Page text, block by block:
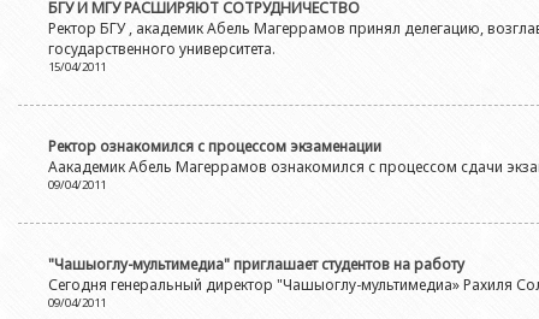
Выпускники БГУ
Почетные доктора
Перечень специальностей
Знаменательные даты в истории БГУ
Отдел протокола
Служба психологической помощи
Спортивно-оздоровительный
Университетская газета
Типография
Издательство
Филологический
Юридический
Факультет
Юридическое
Юридическое
и образования
БГУ И МГУ РАСШИРЯЮТ СОТРУДНИЧЕСТВО
Ректор БГУ , академик Абель Магеррамов принял делегацию,
государственного университета.
15/04/2011
Ректор ознакомился с процессом экзаменации
Аакадемик Абель Магеррамов ознакомился с процессом сдачи
09/04/2011
"Чашыоглу-мультимедиа" приглашает студентов на работу
Сегодня генеральный директор "Чашыоглу-мультимедиа» Рахиля
09/04/2011